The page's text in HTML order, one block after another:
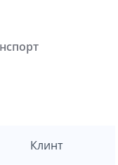
Клинт